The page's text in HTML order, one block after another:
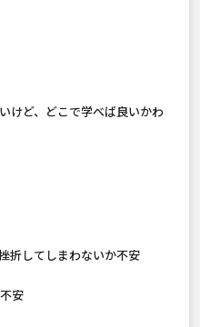
けど、どこで学べば良いかわ
折してしまわないか不安
安